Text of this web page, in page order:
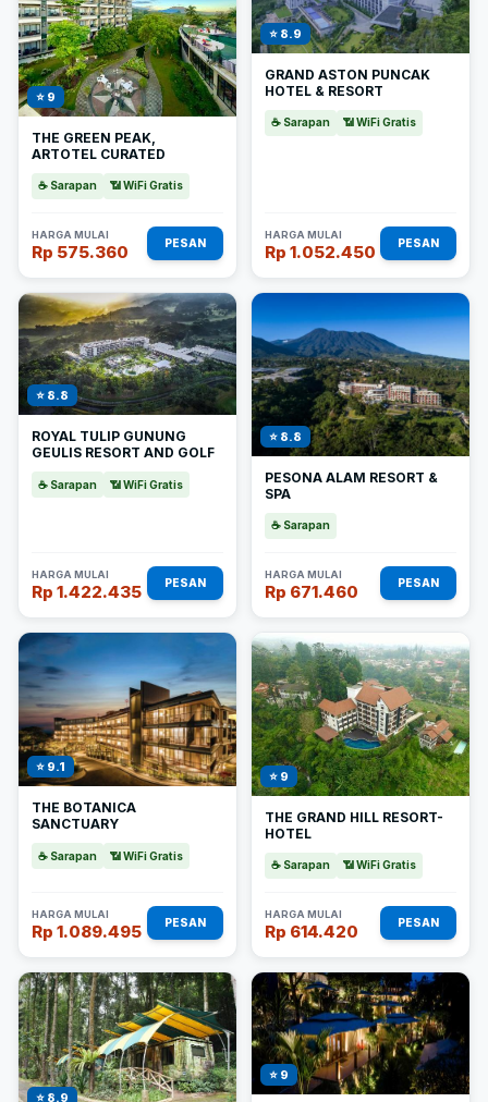
⭐ 9
THE GREEN PEAK,
ARTOTEL CURATED
☕ Sarapan 📶 WiFi Gratis
HARGA MULAI
Rp 575.360 PESAN
⭐ 8.9
GRAND ASTON PUNCAK
HOTEL & RESORT
☕ Sarapan 📶 WiFi Gratis
HARGA MULAI
Rp 1.052.450 PESAN
⭐ 8.8
ROYAL TULIP GUNUNG
GEULIS RESORT AND GOLF
☕ Sarapan 📶 WiFi Gratis
HARGA MULAI
Rp 1.422.435 PESAN
⭐ 8.8
PESONA ALAM RESORT &
SPA
☕ Sarapan
HARGA MULAI
Rp 671.460 PESAN
⭐ 9.1
THE BOTANICA
SANCTUARY
☕ Sarapan 📶 WiFi Gratis
HARGA MULAI
Rp 1.089.495 PESAN
⭐ 9
THE GRAND HILL RESORT-
HOTEL
☕ Sarapan 📶 WiFi Gratis
HARGA MULAI
Rp 614.420 PESAN
⭐ 8.9
⭐ 9